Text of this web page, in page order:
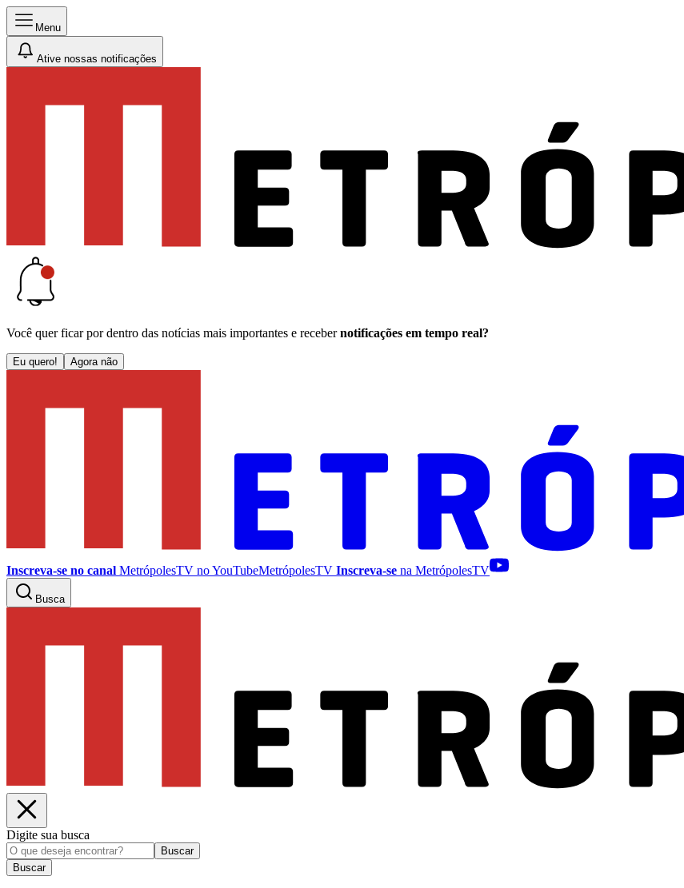
Menu
Ative nossas notificações
Você quer ficar por dentro das notícias mais importantes e receber notificações em tempo real?
Eu quero! Agora não
Inscreva-se no canal MetrópolesTV noYouTubeMetrópolesTV Inscreva-se na MetrópolesTV
Busca
Digite sua busca
Buscar
Buscar